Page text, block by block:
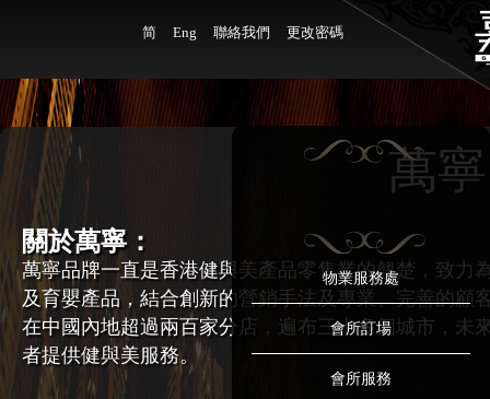
简 Eng 聯絡我們 更改密碼
物業服務處
會所訂場
會所服務
萬寧
關於萬寧：
萬寧品牌一直是香港健與美產品零售業的翹楚，致力
及育嬰產品，結合創新的營銷手法及專業、完善的顧
在中國內地超過兩百家分店，遍布三十多個城市，未
者提供健與美服務。